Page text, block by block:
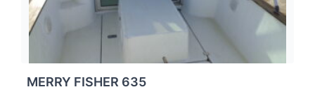
MERRY FISHER 635